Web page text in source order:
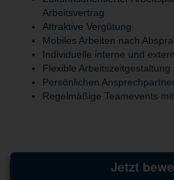
Arbeitsvertrag
Attraktive Vergütung
Mobiles Arbeiten nach
Individuelle interne und
Flexible
Persönlichen Ansprechpartner
Regelmäßige Teamevents
Jetzt